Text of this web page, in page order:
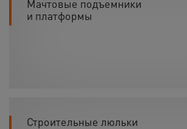
Мачтовые подъемники
и платформы
Строительные люльки